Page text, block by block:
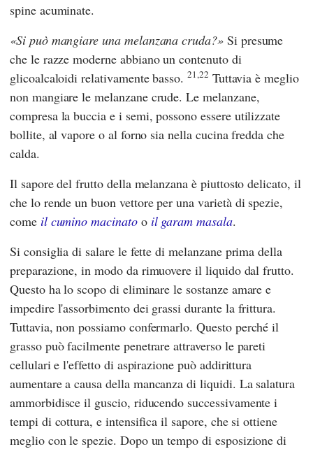
spine acuminate.
Si può mangiare una melanzana cruda? Si presume
che le razze moderne abbiano un contenuto di
glicoalcaloidi relativamente basso.21,22 Tuttavia è meglio
non mangiare le melanzane crude. Le melanzane,
compresa la buccia e i semi, possono essere utilizzate
bollite, al vapore o al forno sia nella cucina fredda che
calda.
Il sapore del frutto della melanzana è piuttosto delicato, il
che lo rende un buon vettore per una varietà di spezie,
come il cumino macinatoo il garam masala.
Si consiglia di salare le fette di melanzane prima della
preparazione, in modo da rimuovere il liquido dal frutto.
Questo ha lo scopo di eliminare le sostanze amare e
impedire l'assorbimento dei grassi durante la frittura.
Tuttavia, non possiamo confermarlo. Questo perché il
grasso può facilmente penetrare attraverso le pareti
cellulari e l'effetto di aspirazione può addirittura
aumentare a causa della mancanza di liquidi. La salatura
ammorbidisce il guscio, riducendo successivamente i
tempi di cottura, e intensifica il sapore, che si ottiene
meglio con le spezie. Dopo un tempo di esposizione di